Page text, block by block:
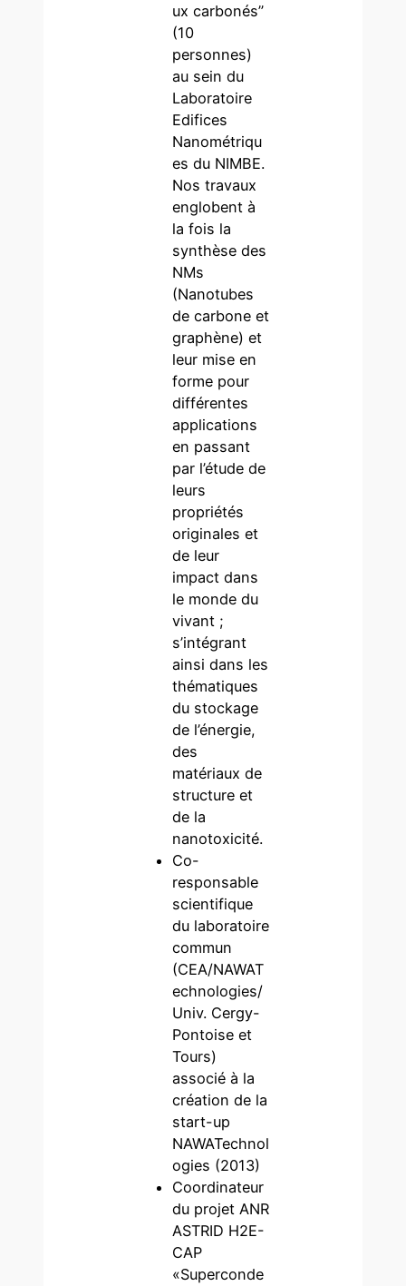
ux carbonés”
(10
personnes)
au sein du
Laboratoire
Edifices
Nanométriqu
es du NIMBE.
Nos travaux
englobent à
la fois la
synthèse des
NMs
(Nanotubes
de carbone et
graphène) et
leur mise en
forme pour
différentes
applications
en passant
par l’étude de
leurs
propriétés
originales et
de leur
impact dans
le monde du
vivant ;
s’intégrant
ainsi dans les
thématiques
du stockage
de l’énergie,
des
matériaux de
structure et
de la
nanotoxicité.
Co-
responsable
scientifique
du laboratoire
commun
(CEA/NAWAT
echnologies/
Univ. Cergy-
Pontoise et
Tours)
associé à la
création de la
start-up
NAWATechnol
ogies (2013)
Coordinateur
du projet ANR
ASTRID H2E-
CAP
«Superconde